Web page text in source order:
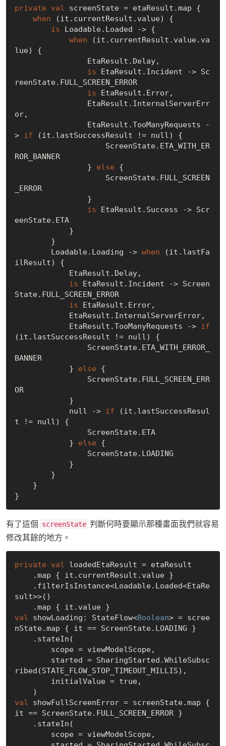
private val screenState = etaResult.map {
when (it.currentResult.value) {
is Loadable.Loaded -> {
when (it.currentResult.value.va
lue) {
is EtaResult.Incident -> Sc
reenState.FULL_SCREEN_ERROR
is EtaResult.Error,
or,
> if (it.lastSuccessResult != null) {
ROR_BANNER
                }
else {
_ERROR
is EtaResult.Success -> Scr
eenState.ETA
        Loadable.Loading ->
when (it.lastFa
ilResult) {
is EtaResult.Incident -> Screen
State.FULL_SCREEN_ERROR
is EtaResult.Error,
            EtaResult.TooManyRequests ->
if
(it.lastSuccessResult != null) {
BANNER
            }
else {
OR
null -> if (it.lastSuccessResul
t != null) {
            }
else {
有了這個 screenState 判斷何時要顯示那種畫面我們就容易
修改其餘的地方。
private val loadedEtaResult = etaResult
sult>>()
val showLoading: StateFlow<Boolean> = scree
nState.map { it == ScreenState.LOADING }
ribed(STATE_FLOW_STOP_TIMEOUT_MILLIS),
        initialValue =
true,
val showFullScreenError = screenState.map {
it == ScreenState.FULL_SCREEN_ERROR }